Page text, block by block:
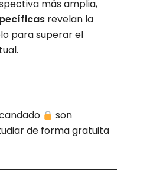
más amplia,
revelan la
para superar el
son
de forma gratuita